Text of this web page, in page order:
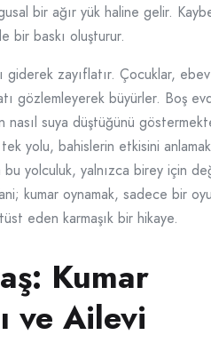
bir ağır yük haline gelir.
bir baskı oluşturur.
giderek zayıflatır. Çocuklar,
gözlemleyerek büyürler. Boş
nasıl suya düştüğünü
yolu, bahislerin etkisini
yolculuk, yalnızca birey için
kumar oynamak, sadece bir
eden karmaşık bir hikaye.
Kumar
ve Ailevi